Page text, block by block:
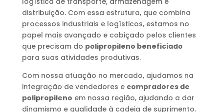
distribuição. Com essa estrutura, que combina
processos industriais e logísticos, estamos no
papel mais avançado e cobiçado pelos clientes
que precisam do polipropileno beneficiado
para suas atividades produtivas.
Com nossa atuação no mercado, ajudamos na
integração de vendedores e compradores de
polipropileno em nossa região, ajudando a dar
dinamismo e qualidade à cadeia de suprimento.